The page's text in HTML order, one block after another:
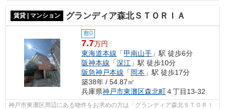
賃貸 | マンション グランディア森北ＳＴＯＲＩＡ
敷0
7.7万円
東海道本線 「甲南山手 」駅 徒歩6分
阪神本線 「深江 」駅 徒歩10分
阪急神戸本線 「岡本 」駅 徒歩17分
築38年 / 54.87㎡
兵庫県神戸市東灘区森北町４丁目13-32
神戸市東灘区周辺にある物件をお求めの方は「グランディア森北ＳＴＯＲＩ